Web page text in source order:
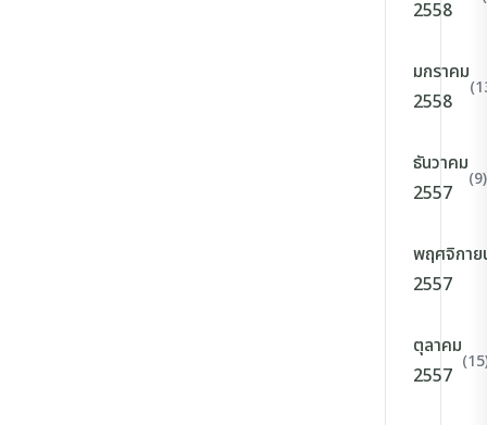
2558
มกราคม
2558
ธันวาคม
2557
(9)
พฤศจิกาย
2557
ตุลาคม
2557